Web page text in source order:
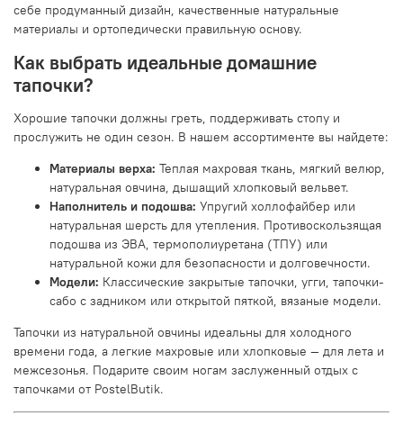
себе продуманный дизайн, качественные натуральные
материалы и ортопедически правильную основу.
Как выбрать идеальные домашние
тапочки?
Хорошие тапочки должны греть, поддерживать стопу и
прослужить не один сезон. В нашем ассортименте вы найдете:
Материалы верха: Теплая махровая ткань, мягкий велюр,
натуральная овчина, дышащий хлопковый вельвет.
Наполнитель и подошва: Упругий холлофайбер или
натуральная шерсть для утепления. Противоскользящая
подошва из ЭВА, термополиуретана (ТПУ) или
натуральной кожи для безопасности и долговечности.
Модели: Классические закрытые тапочки, угги, тапочки-
сабо с задником или открытой пяткой, вязаные модели.
Тапочки из натуральной овчины идеальны для холодного
времени года, а легкие махровые или хлопковые — для лета и
межсезонья. Подарите своим ногам заслуженный отдых с
тапочками от PostelButik.